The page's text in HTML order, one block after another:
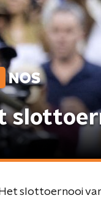
Het slottoernooi